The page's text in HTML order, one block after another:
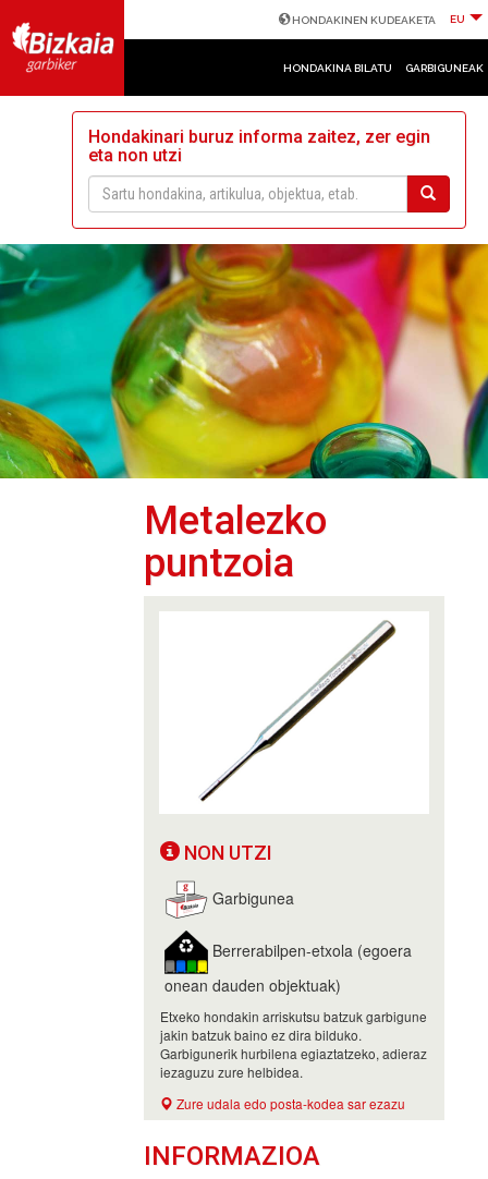
HONDAKINEN KUDEAKETA EU
HONDAKINA BILATU GARBIGUNEAK
Hondakinari buruz informa zaitez, zer egin
eta non utzi
Metalezko
puntzoia
NON UTZI
Garbigunea
Berrerabilpen-etxola (egoera
onean dauden objektuak)
Etxeko hondakin arriskutsu batzuk garbigune
jakin batzuk baino ez dira bilduko.
Garbigunerik hurbilena egiaztatzeko, adieraz
iezaguzu zure helbidea.
Zure udala edo posta-kodea sar ezazu
INFORMAZIOA